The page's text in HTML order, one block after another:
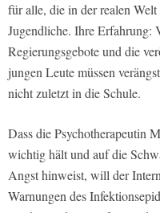
für alle, die in der realen
Jugendliche. Ihre Erfahrung:
Regierungsgebote und die
jungen Leute müssen
nicht zuletzt in die Schule.
Dass die Psychotherapeutin
wichtig hält und auf die
Angst hinweist, will der
Warnungen des